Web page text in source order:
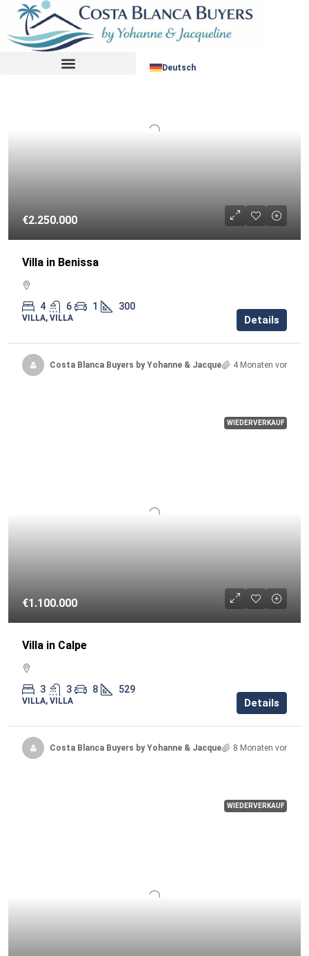
Deutsch
Sortiere nach:
WIEDERVERKAUF
€2.250.000
Villa in Benissa
4 6 1 300
VILLA, VILLA Details
Costa Blanca Buyers by Yohanne & Jacqueline4 Monaten vor
WIEDERVERKAUF
€1.100.000
Villa in Calpe
3 3 8 529
VILLA, VILLA Details
Costa Blanca Buyers by Yohanne & Jacqueline8 Monaten vor
WIEDERVERKAUF